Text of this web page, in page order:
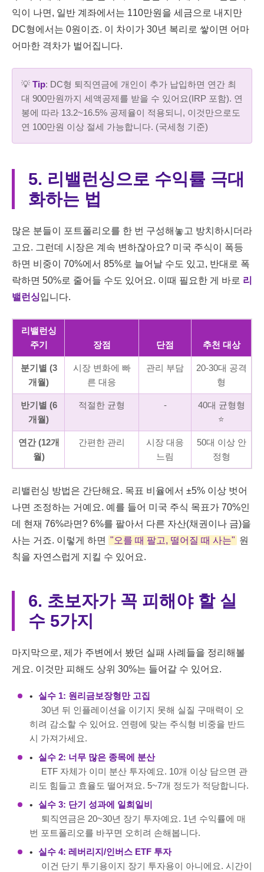
익이 나면, 일반 계좌에서는 110만원을 세금으로 내지만
DC형에서는 0원이죠. 이 차이가 30년 복리로 쌓이면 어마
어마한 격차가 벌어집니다.
💡 Tip: DC형 퇴직연금에 개인이 추가 납입하면 연간 최
대 900만원까지 세액공제를 받을 수 있어요(IRP 포함). 연
봉에 따라 13.2~16.5% 공제율이 적용되니, 이것만으로도
연 100만원 이상 절세 가능합니다. (국세청 기준)
5. 리밸런싱으로 수익률 극대
화하는 법
많은 분들이 포트폴리오를 한 번 구성해놓고 방치하시더라
고요. 그런데 시장은 계속 변하잖아요? 미국 주식이 폭등
하면 비중이 70%에서 85%로 늘어날 수도 있고, 반대로 폭
락하면 50%로 줄어들 수도 있어요. 이때 필요한 게 바로 리
밸런싱입니다.
리밸런싱
주기
장점 단점 추천 대상
분기별 (3
개월)
시장 변화에 빠
른 대응
관리 부담
20-30대 공격
형
반기별 (6
개월)
적절한 균형 -
40대 균형형
⭐
연간 (12개
월)
간편한 관리
시장 대응
느림
50대 이상 안
정형
리밸런싱 방법은 간단해요. 목표 비율에서 ±5% 이상 벗어
나면 조정하는 거예요. 예를 들어 미국 주식 목표가 70%인
데 현재 76%라면? 6%를 팔아서 다른 자산(채권이나 금)을
사는 거죠. 이렇게 하면 "오를 때 팔고, 떨어질 때 사는" 원
칙을 자연스럽게 지킬 수 있어요.
6. 초보자가 꼭 피해야 할 실
수 5가지
마지막으로, 제가 주변에서 봤던 실패 사례들을 정리해볼
게요. 이것만 피해도 상위 30%는 들어갈 수 있어요.
실수 1: 원리금보장형만 고집
30년 뒤 인플레이션을 이기지 못해 실질 구매력이 오
히려 감소할 수 있어요. 연령에 맞는 주식형 비중을 반드
시 가져가세요.
실수 2: 너무 많은 종목에 분산
ETF 자체가 이미 분산 투자예요. 10개 이상 담으면 관
리도 힘들고 효율도 떨어져요. 5~7개 정도가 적당합니다.
실수 3: 단기 성과에 일희일비
퇴직연금은 20~30년 장기 투자예요. 1년 수익률에 매
번 포트폴리오를 바꾸면 오히려 손해봅니다.
실수 4: 레버리지/인버스 ETF 투자
이건 단기 투기용이지 장기 투자용이 아니에요. 시간이